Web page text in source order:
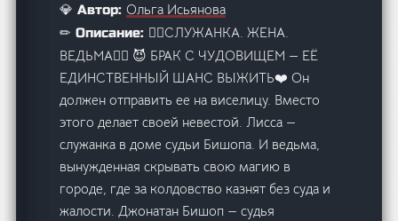
💎 Автор:Ольга Исьянова
✏ Описание: ❤️‍🔥СЛУЖАНКА. ЖЕНА.
ВЕДЬМА❤️‍🔥 😈 БРАК С ЧУДОВИЩЕМ — ЕЁ
ЕДИНСТВЕННЫЙ ШАНС ВЫЖИТЬ❤️ Он
должен отправить ее на виселицу. Вместо
этого делает своей невестой. Лисса —
служанка в доме судьи Бишопа. И ведьма,
вынужденная скрывать свою магию в
городе, где за колдовство казнят без суда и
жалости. Джонатан Бишоп — судья